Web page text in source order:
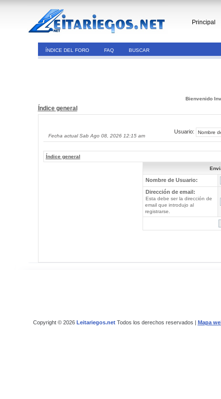
Principal
ÍNDICE DEL FORO FAQ BUSCAR
Bienvenido
Índice general
Fecha actual Sab Ago 08, 2026 12:15 am
Usuario:
Índice general
Nombre de Usuario:
Dirección de email:
Esta debe ser la dirección de
email que introdujo al
registrarse.
Copyright © 2026 Leitariegos.netTodos los derechos reservados | Mapa